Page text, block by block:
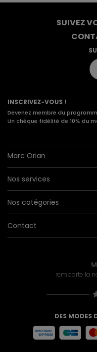
SUIVEZ
INSCRIVEZ-VOUS !
Devenez membre du
Un chèque fidélité de 10% du
Marc Orian
Nos services
Nos catégories
Contact
remporte la
DES MODES